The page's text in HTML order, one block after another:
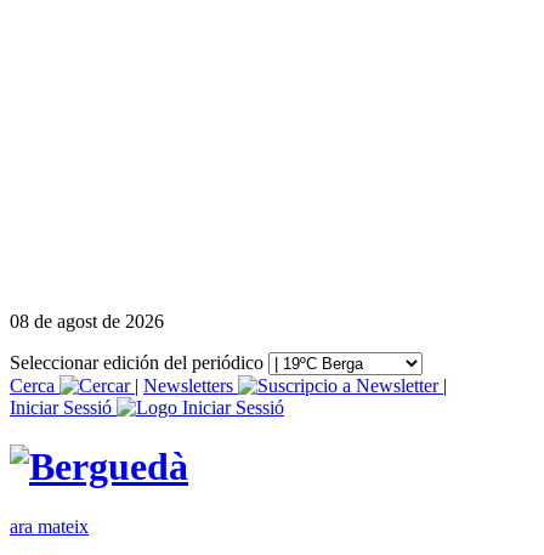
08 de agost de 2026
Seleccionar edición del periódico
Cerca
| Newsletters
|
Iniciar Sessió
ara mateix